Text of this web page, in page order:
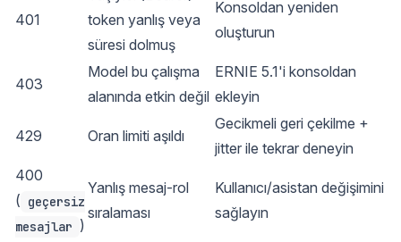
401
token yanlış veya
süresi dolmuş
Konsoldan yeniden
oluşturun
403
Model bu çalışma
alanında etkin değil
ERNIE 5.1'i konsoldan
ekleyin
429 Oran limiti aşıldı
Gecikmeli geri çekilme +
jitter ile tekrar deneyin
400
( geçersiz
mesajlar )
Yanlış mesaj-rol
sıralaması
Kullanıcı/asistan değişimini
sağlayın